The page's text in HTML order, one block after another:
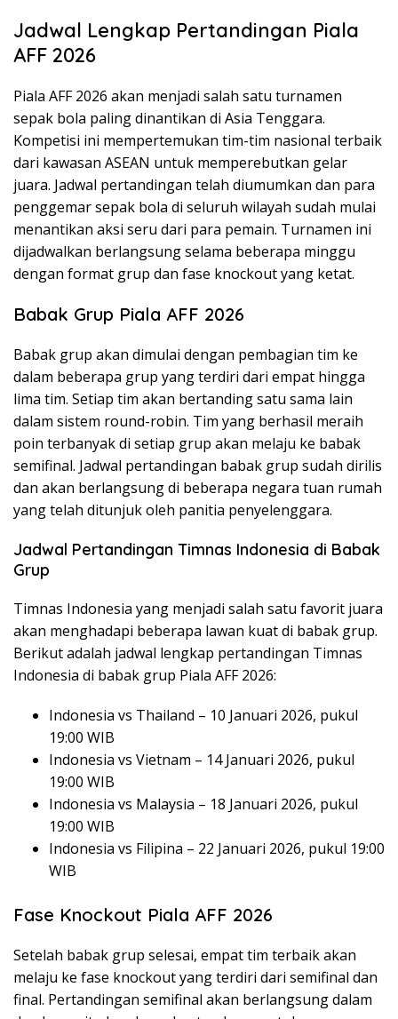
Jadwal Lengkap Pertandingan Piala
AFF 2026
Piala AFF 2026 akan menjadi salah satu turnamen
sepak bola paling dinantikan di Asia Tenggara.
Kompetisi ini mempertemukan tim-tim nasional terbaik
dari kawasan ASEAN untuk memperebutkan gelar
juara. Jadwal pertandingan telah diumumkan dan para
penggemar sepak bola di seluruh wilayah sudah mulai
menantikan aksi seru dari para pemain. Turnamen ini
dijadwalkan berlangsung selama beberapa minggu
dengan format grup dan fase knockout yang ketat.
Babak Grup Piala AFF 2026
Babak grup akan dimulai dengan pembagian tim ke
dalam beberapa grup yang terdiri dari empat hingga
lima tim. Setiap tim akan bertanding satu sama lain
dalam sistem round-robin. Tim yang berhasil meraih
poin terbanyak di setiap grup akan melaju ke babak
semifinal. Jadwal pertandingan babak grup sudah dirilis
dan akan berlangsung di beberapa negara tuan rumah
yang telah ditunjuk oleh panitia penyelenggara.
Jadwal Pertandingan Timnas Indonesia di Babak
Grup
Timnas Indonesia yang menjadi salah satu favorit juara
akan menghadapi beberapa lawan kuat di babak grup.
Berikut adalah jadwal lengkap pertandingan Timnas
Indonesia di babak grup Piala AFF 2026:
Indonesia vs Thailand – 10 Januari 2026, pukul
19:00 WIB
Indonesia vs Vietnam – 14 Januari 2026, pukul
19:00 WIB
Indonesia vs Malaysia – 18 Januari 2026, pukul
19:00 WIB
Indonesia vs Filipina – 22 Januari 2026, pukul 19:00
WIB
Fase Knockout Piala AFF 2026
Setelah babak grup selesai, empat tim terbaik akan
melaju ke fase knockout yang terdiri dari semifinal dan
final. Pertandingan semifinal akan berlangsung dalam